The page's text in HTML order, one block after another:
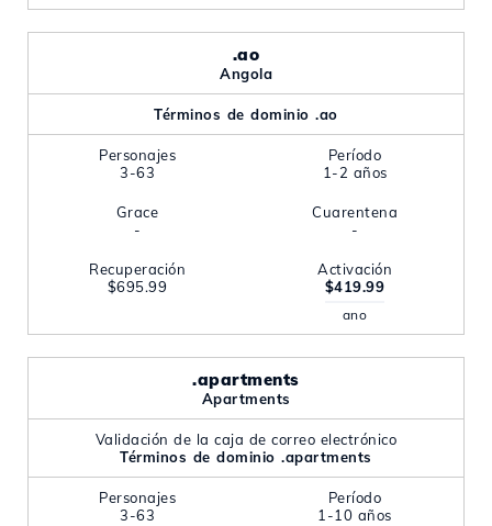
.ao
Angola
Términos de dominio .ao
Personajes
3-63
Período
1-2 años
Grace
-
Cuarentena
-
Recuperación
$695.99
Activación
$419.99
ano
.apartments
Apartments
Validación de la caja de correo electrónico
Términos de dominio .apartments
Personajes
3-63
Período
1-10 años